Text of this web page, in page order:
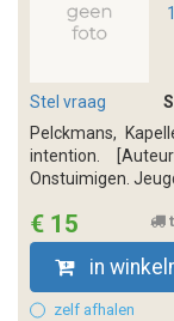
Stel vraag
Pelckmans,
intention.
Onstuimigen.
€ 15
in
zelf afhalen